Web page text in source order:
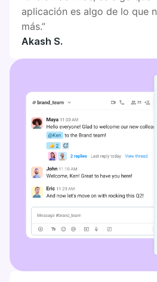
Encuentra nuevas aplicaciones que
necesidades de tu equipo
Visita Marketplace
aplicación es algo de lo que
más.”
Akash S.